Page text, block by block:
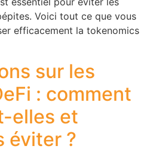
Voici tout ce que vous
efficacement la tokenomics
sur les
: comment
elles et
éviter ?